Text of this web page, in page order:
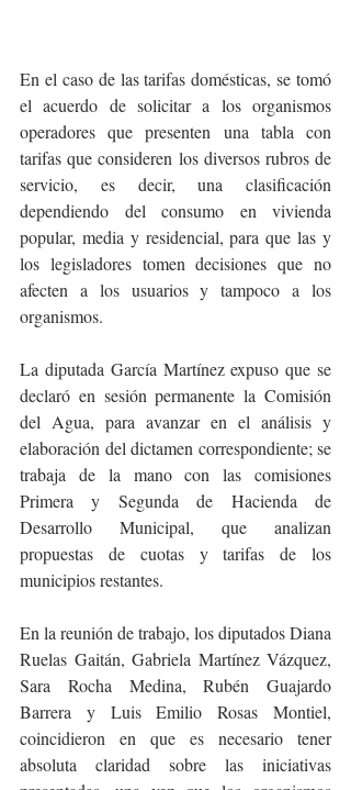
En el caso de las tarifas domésticas, se tomó
el acuerdo de solicitar a los organismos
operadores que presenten una tabla con
tarifas que consideren los diversos rubros de
servicio, es decir, una clasificación
dependiendo del consumo en vivienda
popular, media y residencial, para que las y
los legisladores tomen decisiones que no
afecten a los usuarios y tampoco a los
organismos.
La diputada García Martínez expuso que se
declaró en sesión permanente la Comisión
del Agua, para avanzar en el análisis y
elaboración del dictamen correspondiente; se
trabaja de la mano con las comisiones
Primera y Segunda de Hacienda de
Desarrollo Municipal, que analizan
propuestas de cuotas y tarifas de los
municipios restantes.
En la reunión de trabajo, los diputados Diana
Ruelas Gaitán, Gabriela Martínez Vázquez,
Sara Rocha Medina, Rubén Guajardo
Barrera y Luis Emilio Rosas Montiel,
coincidieron en que es necesario tener
absoluta claridad sobre las iniciativas